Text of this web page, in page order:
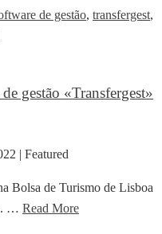
de gestão, transfergest,
gestão «Transfergest»
| Featured
Bolsa de Turismo de Lisboa
… Read More